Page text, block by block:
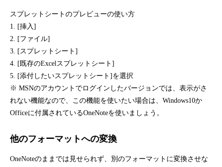
スプレットシートのプレビューの使い方
1. [挿入]
2. [ファイル]
3. [スプレットシート]
4. [既存のExcelスプレットシート]
5. [添付したいスプレットシート]を選択
※ MSNのアカウントでログインしたバージョンでは、表示がさ
れない機能なので、この機能を使いたい場合は、Windows10か
Officeに付属されているOneNoteを使いましょう。
他のフォーマットへの変換
OneNoteのままでは見せられず、別のフォーマットに変換させな